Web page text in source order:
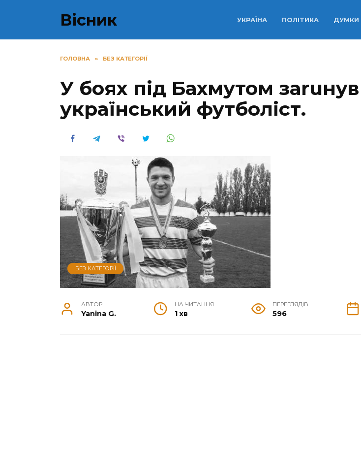
Вісник УКРАЇНА ПОЛІТИКА ДУМКИ
ГОЛОВНА » БЕЗ КАТЕГОРІЇ
У бoяx під Бахмутом заruнyв
український футболіст.
БЕЗ КАТЕГОРІЇ
АВТОР
Yanina G.
НА ЧИТАННЯ
1 хв
ПЕРЕГЛЯДІВ
596